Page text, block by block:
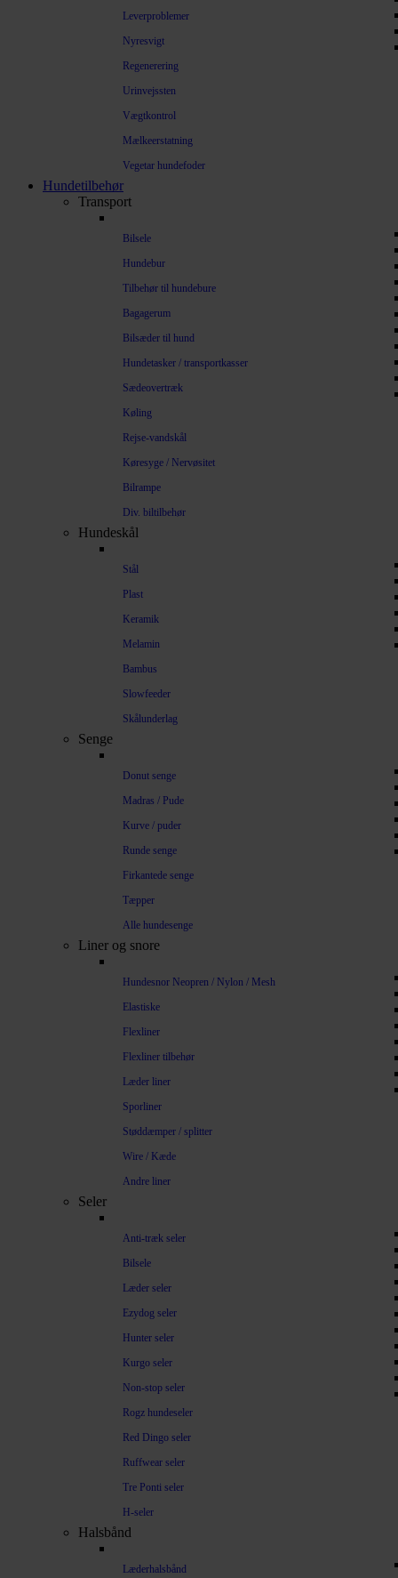
Leverproblemer
Nyresvigt
Regenerering
Urinvejssten
Vægtkontrol
Mælkeerstatning
Vegetar hundefoder
Hundetilbehør
Transport
Bilsele
Hundebur
Tilbehør til hundebure
Bagagerum
Bilsæder til hund
Hundetasker / transportkasser
Sædeovertræk
Køling
Rejse-vandskål
Køresyge / Nervøsitet
Bilrampe
Div. biltilbehør
Hundeskål
Stål
Plast
Keramik
Melamin
Bambus
Slowfeeder
Skålunderlag
Senge
Donut senge
Madras / Pude
Kurve / puder
Runde senge
Firkantede senge
Tæpper
Alle hundesenge
Liner og snore
Hundesnor Neopren / Nylon / Mesh
Elastiske
Flexliner
Flexliner tilbehør
Læder liner
Sporliner
Støddæmper / splitter
Wire / Kæde
Andre liner
Seler
Anti-træk seler
Bilsele
Læder seler
Ezydog seler
Hunter seler
Kurgo seler
Non-stop seler
Rogz hundeseler
Red Dingo seler
Ruffwear seler
Tre Ponti seler
H-seler
Halsbånd
Læderhalsbånd